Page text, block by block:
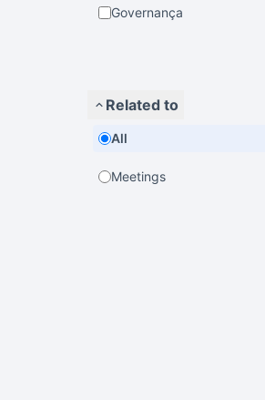
Governança
Related to
All
Meetings